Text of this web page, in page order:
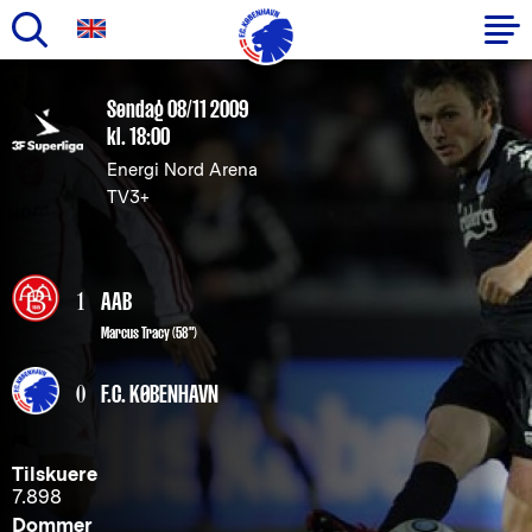
hovedindhold
Primær
navigation
Søndag 08/11 2009
kl. 18:00
Energi Nord Arena
TV3+
1 AAB
Marcus Tracy (58")
0 F.C. KØBENHAVN
Tilskuere
7.898
Dommer